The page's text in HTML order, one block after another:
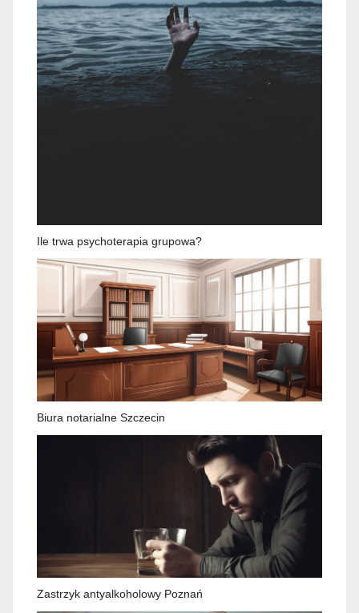
Ile trwa psychoterapia grupowa?
Biura notarialne Szczecin
Zastrzyk antyalkoholowy Poznań